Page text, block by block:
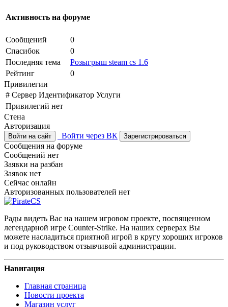
Активность на форуме
Сообщений
0
Спасибок
0
Последняя тема
Розыгрыш steam cs 1.6
Рейтинг
0
Привилегии
# Сервер Идентификатор Услуги
Привилегий нет
Стена
Авторизация
Войти на сайт Войти через ВК Зарегистрироваться
Сообщения на форуме
Сообщений нет
Заявки на разбан
Заявок нет
Сейчас онлайн
Авторизованных пользователей нет
Рады видеть Вас на нашем игровом проекте, посвященном
легендарной игре Counter-Strike. На наших серверах Вы
можете насладиться приятной игрой в кругу хороших игроков
и под руководством отзывчивой администрации.
Навигация
Главная страница
Новости проекта
Магазин услуг